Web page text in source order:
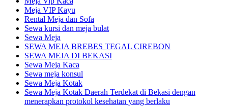
Meja VIP Kayu
Rental Meja dan Sofa
Sewa kursi dan meja bulat
Sewa Meja
SEWA MEJA BREBES TEGAL CIREBON
SEWA MEJA DI BEKASI
Sewa Meja Kaca
Sewa meja konsul
Sewa Meja Kotak
Sewa Meja Kotak Daerah Terdekat di Bekasi dengan
menerapkan protokol kesehatan yang berlaku